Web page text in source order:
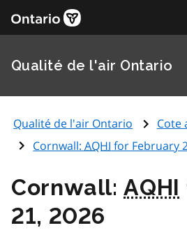
Qualité de l'air Ontario
Qualité de l'air Ontario Cote
Cornwall:AQHI for February
Cornwall:AQHI
21, 2026